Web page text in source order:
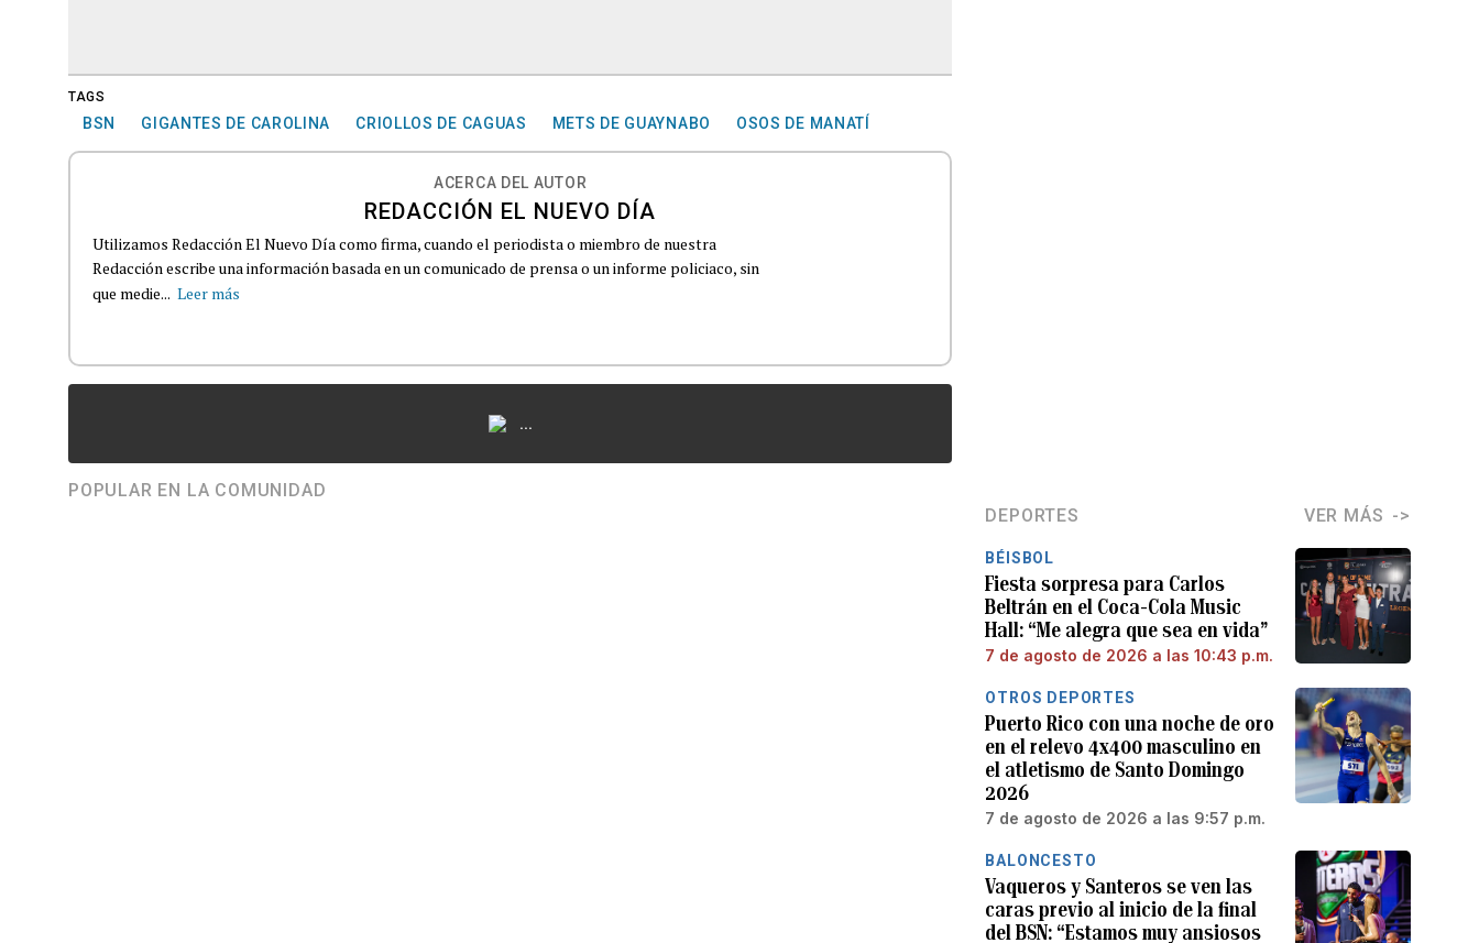
TAGS
BSN GIGANTES DE CAROLINA CRIOLLOS DE CAGUAS METS DE GUAYNABO OSOS DE MANATÍ
ACERCA DEL AUTOR
REDACCIÓN EL NUEVO DÍA
Utilizamos Redacción El Nuevo Día como firma, cuando el periodista o miembro de nuestra
Redacción escribe una información basada en un comunicado de prensa o un informe policiaco, sin
que medie... Leer más
...
POPULAR EN LA COMUNIDAD
DEPORTES VER MÁS
BÉISBOL
Fiesta sorpresa para Carlos
Beltrán en el Coca-Cola Music
Hall: “Me alegra que sea en vida”
7 de agosto de 2026 a las 10:43 p.m.
OTROS DEPORTES
Puerto Rico con una noche de oro
en el relevo 4x400 masculino en
el atletismo de Santo Domingo
2026
7 de agosto de 2026 a las 9:57 p.m.
BALONCESTO
Vaqueros y Santeros se ven las
caras previo al inicio de la final
del BSN: “Estamos muy ansiosos